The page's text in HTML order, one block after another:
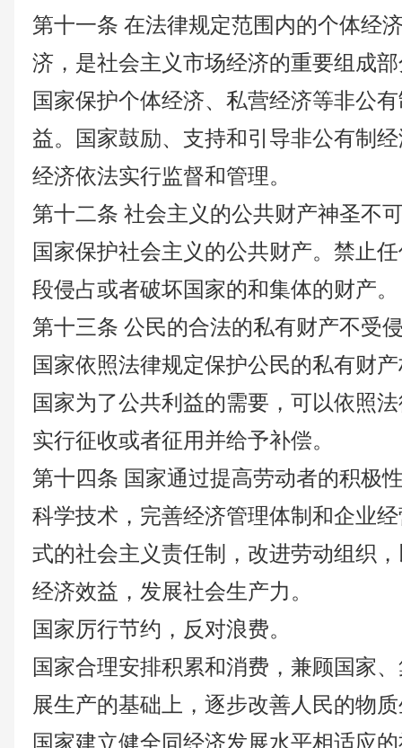
第十一条 在法律规定范围内的个体经
济，是社会主义市场经济的重要组成
国家保护个体经济、私营经济等非公
益。国家鼓励、支持和引导非公有制
经济依法实行监督和管理。
第十二条 社会主义的公共财产神圣不
国家保护社会主义的公共财产。禁止
段侵占或者破坏国家的和集体的财产。
第十三条 公民的合法的私有财产不受
国家依照法律规定保护公民的私有财
国家为了公共利益的需要，可以依照
实行征收或者征用并给予补偿。
第十四条 国家通过提高劳动者的积极
科学技术，完善经济管理体制和企业
式的社会主义责任制，改进劳动组织
经济效益，发展社会生产力。
国家厉行节约，反对浪费。
国家合理安排积累和消费，兼顾国家
展生产的基础上，逐步改善人民的物
国家建立健全同经济发展水平相适应